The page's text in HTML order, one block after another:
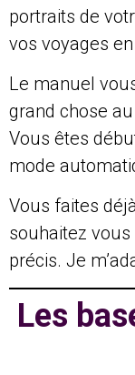
portraits de
vos voyages
Le manuel
grand chose
Vous êtes
mode
Vous faites
souhaitez
précis. Je
Les